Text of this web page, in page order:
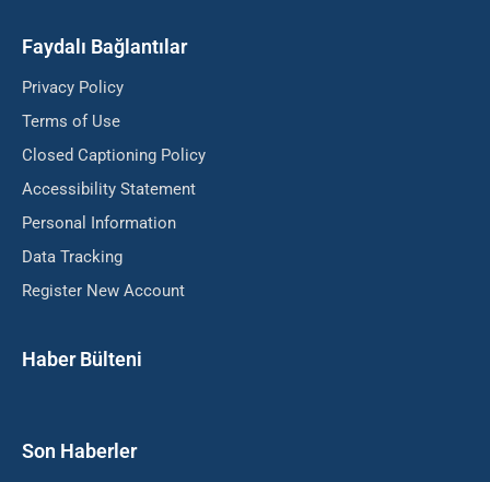
Faydalı Bağlantılar
Privacy Policy
Terms of Use
Closed Captioning Policy
Accessibility Statement
Personal Information
Data Tracking
Register New Account
Haber Bülteni
Son Haberler